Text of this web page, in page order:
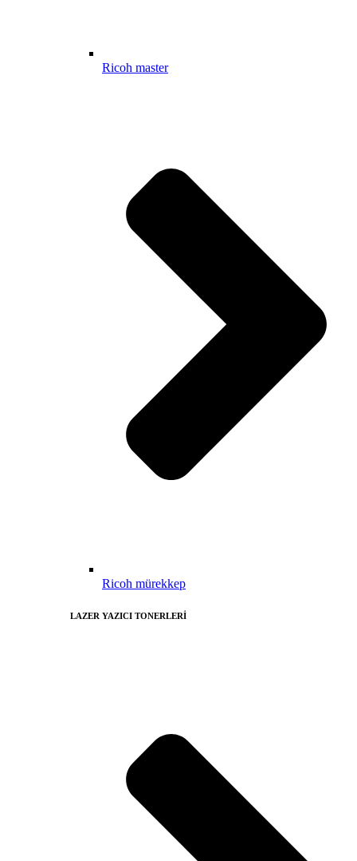
Ricoh master
Ricoh mürekkep
LAZER YAZICI TONERLERİ